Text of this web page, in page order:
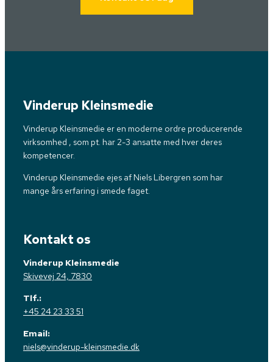
Vinderup Kleinsmedie
Vinderup Kleinsmedie er en moderne ordre producerende
virksomhed , som pt. har 2-3 ansatte med hver deres
kompetencer.
Vinderup Kleinsmedie ejes af Niels Libergren som har
mange års erfaring i smede faget.
Kontakt os
Vinderup Kleinsmedie
Skivevej 24, 7830
Tlf.:
+45 24 23 33 51
Email:
niels@vinderup-kleinsmedie.dk